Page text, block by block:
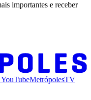
importantes e receber
YouTubeMetrópolesTV